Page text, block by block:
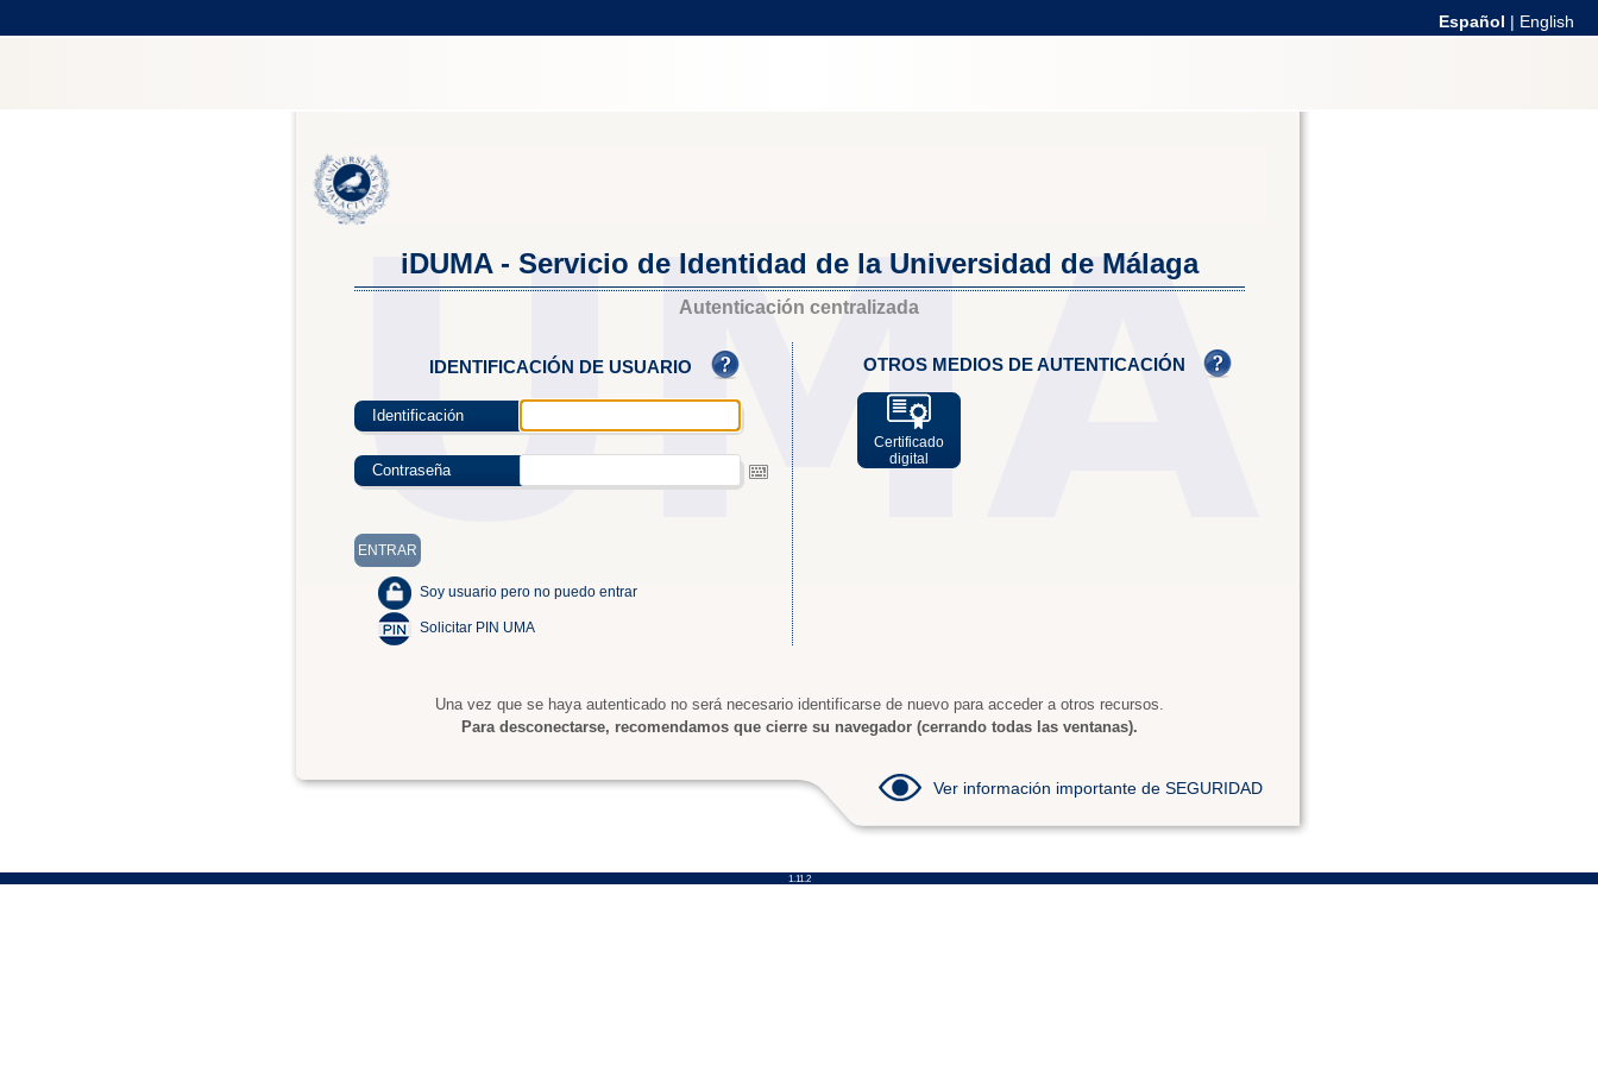
Español | English
iDUMA - Servicio de Identidad de la Universidad de Málaga
Autenticación centralizada
IDENTIFICACIÓN DE USUARIO
Identificación
Contraseña
Soy usuario pero no puedo entrar
Solicitar PIN UMA
OTROS MEDIOS DE AUTENTICACIÓN
Certificado
digital
Una vez que se haya autenticado no será necesario identificarse de nuevo para acceder a otros recursos.
Para desconectarse, recomendamos que cierre su navegador (cerrando todas las ventanas).
Ver información importante de SEGURIDAD
1.11.2